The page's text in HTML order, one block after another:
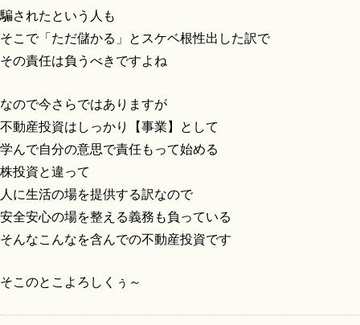
騙されたという人も
そこで「ただ儲かる」とスケベ根性出した訳で
その責任は負うべきですよね
なので今さらではありますが
不動産投資はしっかり【事業】として
学んで自分の意思で責任もって始める
株投資と違って
人に生活の場を提供する訳なので
安全安心の場を整える義務も負っている
そんなこんなを含んでの不動産投資です
そこのとこよろしくぅ～